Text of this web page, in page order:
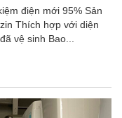
điện mới 95% Sản
Thích hợp với diện
vệ sinh Bao...